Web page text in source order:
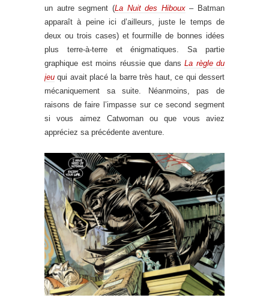
un autre segment (La Nuit des Hiboux– Batman
apparaît à peine ici d’ailleurs, juste le temps de
deux ou trois cases) et fourmille de bonnes idées
plus terre-à-terre et énigmatiques. Sa partie
graphique est moins réussie que dans La règle du
jeu qui avait placé la barre très haut, ce qui dessert
mécaniquement sa suite. Néanmoins, pas de
raisons de faire l’impasse sur ce second segment
si vous aimez Catwoman ou que vous aviez
appréciez sa précédente aventure.